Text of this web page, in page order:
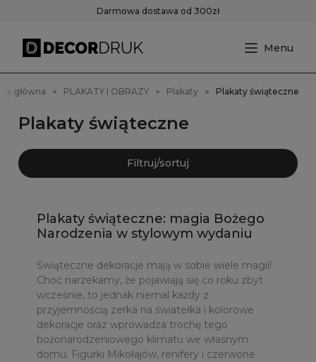
Darmowa dostawa od 300zł
główna PLAKATY I OBRAZY Plakaty Plakaty świąteczne
Plakaty świąteczne
Filtruj/sortuj
Plakaty świąteczne: magia Bożego
Narodzenia w stylowym wydaniu
Świąteczne dekoracje mają w sobie wiele magii!
Choć narzekamy, że pojawiają się co roku zbyt
wcześnie, to jednak niemal każdy z
przyjemnością zerka na światełka i kolorowe
dekoracje oraz wprowadza trochę tego
bożonarodzeniowego klimatu we własnym
domu. Figurki Mikołajów, renifery i czerwone